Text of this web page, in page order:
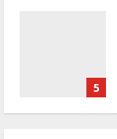
1